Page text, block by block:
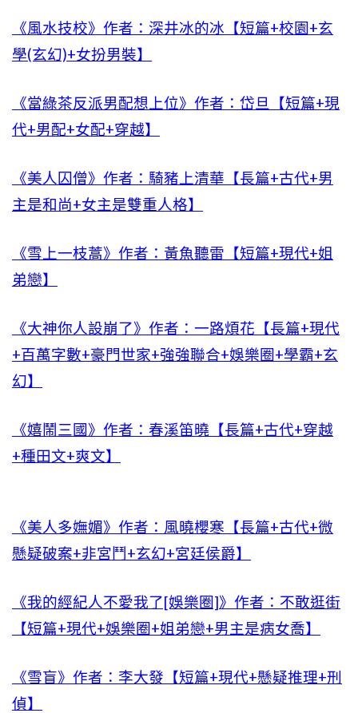
《風水技校》作者：深井冰的冰【短篇+校園+玄
學(玄幻)+女扮男裝】
《當綠茶反派男配想上位》作者：岱旦【短篇+現
代+男配+女配+穿越】
《美人囚僧》作者：騎豬上清華【長篇+古代+男
主是和尚+女主是雙重人格】
《雪上一枝蒿》作者：黃魚聽雷【短篇+現代+姐
弟戀】
《大神你人設崩了》作者：一路煩花【長篇+現代
+百萬字數+豪門世家+強強聯合+娛樂圈+學霸+玄
幻】
《嬉鬧三國》作者：春溪笛曉【長篇+古代+穿越
+種田文+爽文】
《美人多嫵媚》作者：風曉櫻寒【長篇+古代+微
懸疑破案+非宮鬥+玄幻+宮廷侯爵】
《我的經紀人不愛我了[娛樂圈]》作者：不敢逛街
【短篇+現代+娛樂圈+姐弟戀+男主是病女喬】
《雪盲》作者：李大發【短篇+現代+懸疑推理+刑
偵】